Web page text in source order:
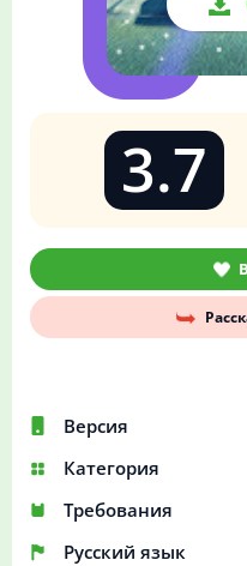
Версия
Категория
Требования
Русский язык
3.7